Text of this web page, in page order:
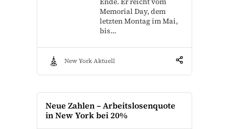
Memorial Day, dem
letzten Montag im Mai,
bis…
New York Aktuell
Neue Zahlen – Arbeitslosenquote
in New York bei 20%